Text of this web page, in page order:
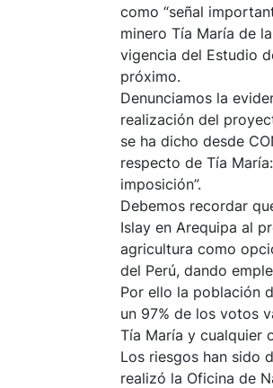
como “señal
minero Tía María de
vigencia del Estudio
próximo.
Denunciamos la
realización del
se ha dicho desde
respecto de Tía
imposición”.
Debemos recordar
Islay en Arequipa al
agricultura como
del Perú, dando
Por ello la población
un 97% de los votos
Tía María y cualquier
Los riesgos han sido
realizó la Oficina de